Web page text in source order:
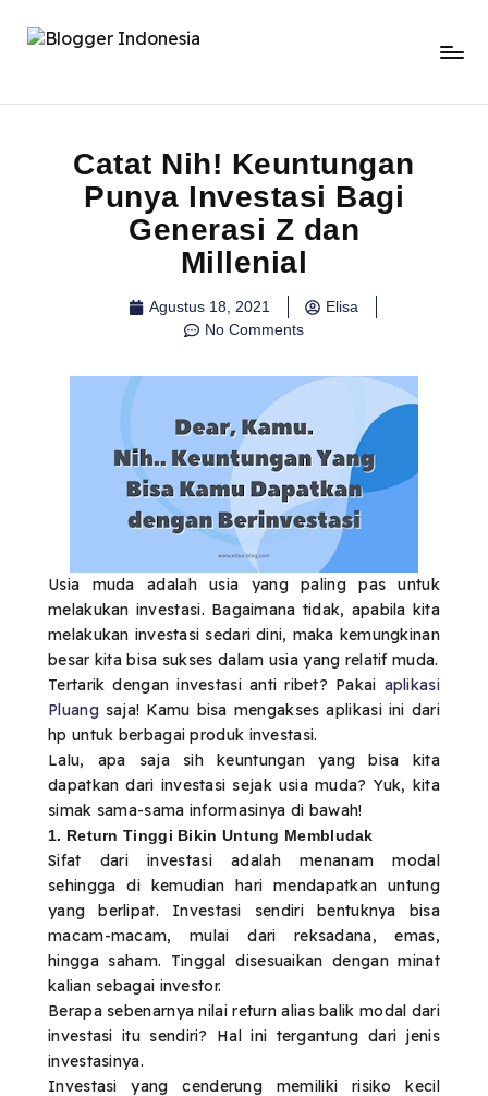
Catat Nih! Keuntungan
Punya Investasi Bagi
Generasi Z dan
Millenial
Agustus 18, 2021
Elisa
No Comments
Usia muda adalah usia yang paling pas untuk
melakukan investasi. Bagaimana tidak, apabila kita
melakukan investasi sedari dini, maka kemungkinan
besar kita bisa sukses dalam usia yang relatif muda.
Tertarik dengan investasi anti ribet? Pakai aplikasi
Pluangsaja! Kamu bisa mengakses aplikasi ini dari
hp untuk berbagai produk investasi.
Lalu, apa saja sih keuntungan yang bisa kita
dapatkan dari investasi sejak usia muda? Yuk, kita
simak sama-sama informasinya di bawah!
1. Return Tinggi Bikin Untung Membludak
Sifat dari investasi adalah menanam modal
sehingga di kemudian hari mendapatkan untung
yang berlipat. Investasi sendiri bentuknya bisa
macam-macam, mulai dari reksadana, emas,
hingga saham. Tinggal disesuaikan dengan minat
kalian sebagai investor.
Berapa sebenarnya nilai return alias balik modal dari
investasi itu sendiri? Hal ini tergantung dari jenis
investasinya.
Investasi yang cenderung memiliki risiko kecil